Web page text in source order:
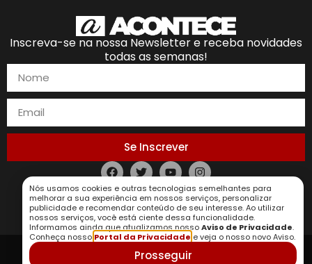
Inscreva-se na nossa Newsletter e receba novidades
todas as semanas!
Se Inscrever
Política de Privacidade
Nós usamos cookies e outras tecnologias semelhantes para
melhorar a sua experiência em nossos serviços, personalizar
publicidade e recomendar conteúdo de seu interesse. Ao utilizar
nossos serviços, você está ciente dessa funcionalidade.
Informamos ainda que atualizamos nossoAviso de Privacidade.
Conheça nosso Portal da Privacidade e veja o nosso novo Aviso.
Prosseguir